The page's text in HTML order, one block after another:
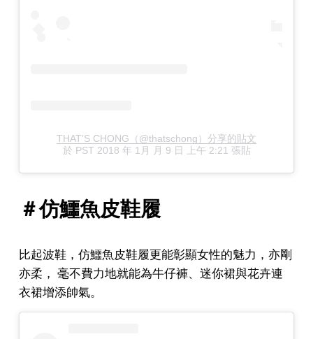
THAT’S CHONG（@thatschong）分享的貼文
於 PST 2018 年 1月 月 9 日 上午 2:21 張貼
＃仿鱷魚皮鞋履
比起波鞋，仿鱷魚皮鞋履更能彰顯女性的魅力，亦剛
亦柔， 毫不費力地就能為牛仔褲、迷你裙與花卉連
衣裙增添帥氣。